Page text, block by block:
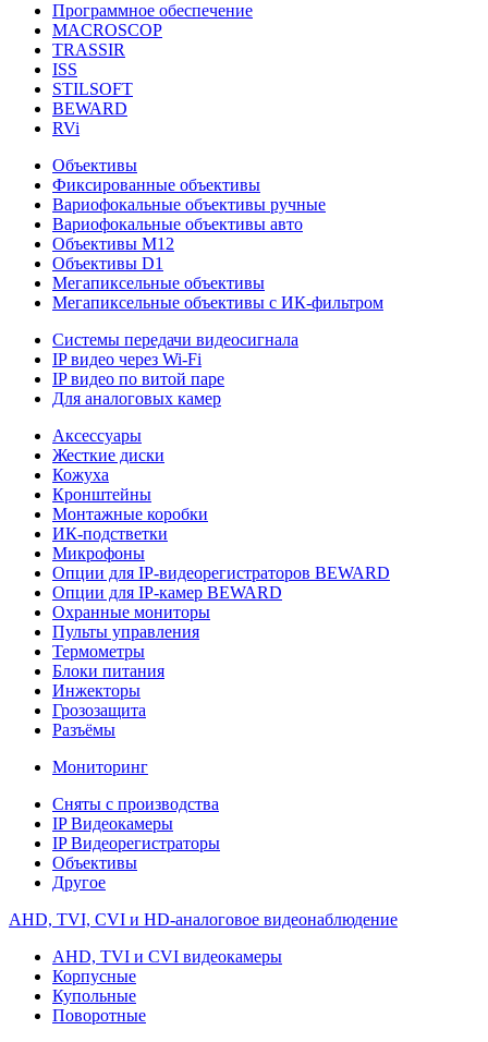
Программное обеспечение
MACROSCOP
TRASSIR
ISS
STILSOFT
BEWARD
RVi
Объективы
Фиксированные объективы
Вариофокальные объективы ручные
Вариофокальные объективы авто
Объективы М12
Объективы D1
Мегапиксельные объективы
Мегапиксельные объективы с ИК-фильтром
Системы передачи видеосигнала
IP видео через Wi-Fi
IP видео по витой паре
Для аналоговых камер
Аксессуары
Жесткие диски
Кожуха
Кронштейны
Монтажные коробки
ИК-подстветки
Микрофоны
Опции для IP-видеорегистраторов BEWARD
Опции для IP-камер BEWARD
Охранные мониторы
Пульты управления
Термометры
Блоки питания
Инжекторы
Грозозащита
Разъёмы
Мониторинг
Сняты с производства
IP Видеокамеры
IP Видеорегистраторы
Объективы
Другое
AHD, TVI, CVI и HD-аналоговое видеонаблюдение
AHD, TVI и CVI видеокамеры
Корпусные
Купольные
Поворотные